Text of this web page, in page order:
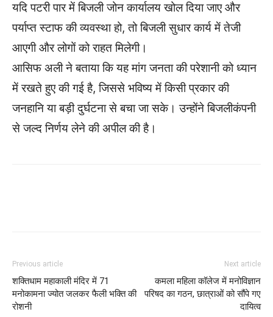
यदि पटरी पार में बिजली जोन कार्यालय खोल दिया जाए और
पर्याप्त स्टाफ की व्यवस्था हो, तो बिजली सुधार कार्य में तेजी
आएगी और लोगों को राहत मिलेगी।
आसिफ अली ने बताया कि यह मांग जनता की परेशानी को ध्यान
में रखते हुए की गई है, जिससे भविष्य में किसी प्रकार की
जनहानि या बड़ी दुर्घटना से बचा जा सके। उन्होंने बिजलीकंपनी
से जल्द निर्णय लेने की अपील की है।
Previous article
शक्तिधाम महाकाली मंदिर में 71
मनोकामना ज्योत जलकर फैली भक्ति की
रोशनी
Next article
कमला महिला कॉलेज में मनोविज्ञान
परिषद का गठन, छात्राओं को सौंपे गए
दायित्व